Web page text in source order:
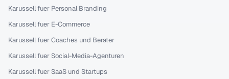
Karussell fuer Personal Branding
Karussell fuer E-Commerce
Karussell fuer Coaches und Berater
Karussell fuer Social-Media-Agenturen
Karussell fuer SaaS und Startups